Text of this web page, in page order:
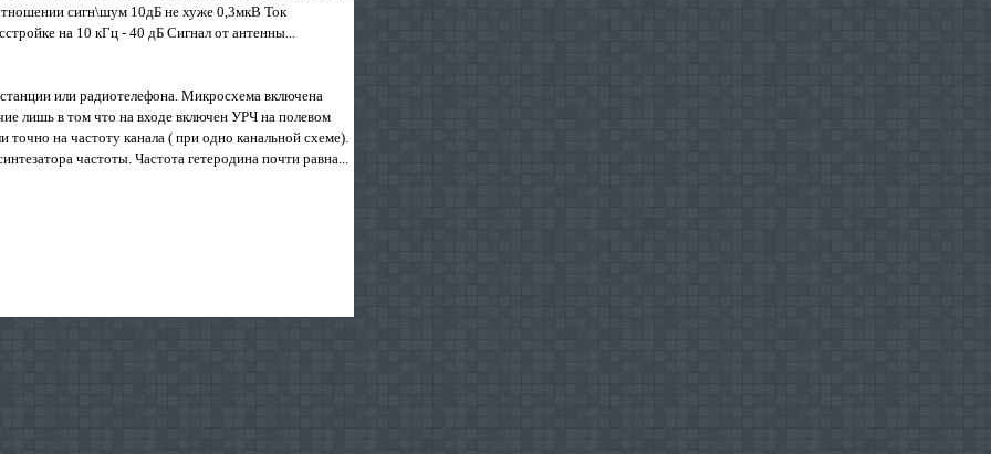
сигн\шум 10дБ не хуже 0,3мкВ Ток
на 10 кГц - 40 дБ Сигнал от антенны...
или радиотелефона. Микросхема включена
лишь в том что на входе включен УРЧ на полевом
на частоту канала ( при одно канальной схеме).
частоты. Частота гетеродина почти равна...